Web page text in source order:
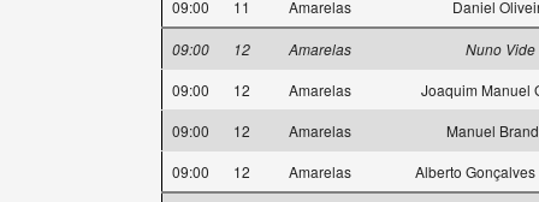
09:00
11 Amarelas Daniel
09:00 12 Amarelas
Nuno Vide
09:00
12 Amarelas
Joaquim Manuel
09:00
12 Amarelas
Manuel
09:00
12 Amarelas Alberto